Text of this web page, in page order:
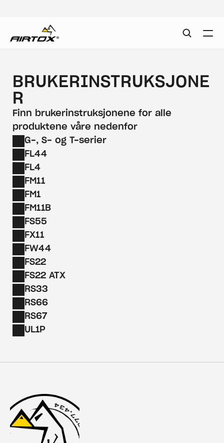
BRUKERINSTRUKSJONE
R
Finn brukerinstruksjonene for alle
produktene våre nedenfor
G-, S- og T-serier
FL44
FL4
FM11
FM1
FM11B
FS55
FX11
FW44
FS22
FS22 ATX
RS33
RS66
RS67
UL1P